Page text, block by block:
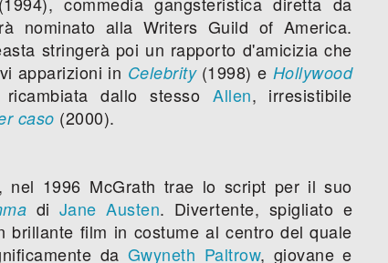
nominato alla Writers Guild of America.
stringerà poi un rapporto d'amicizia che
apparizioni in Celebrity(1998) e Hollywood
dallo stesso Allen, irresistibile
caso (2000).
nel 1996 McGrath trae lo script per il suo
di Jane Austen. Divertente, spigliato e
film in costume al centro del quale
da Gwyneth Paltrow, giovane e